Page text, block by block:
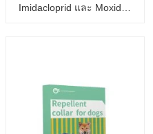
Moxidectin Drops Imidacloprid และ Moxidectin Drops สำหรับสุนัขเป็นยาที่ช่วยถ่ายพยาธิสุนัข เพียงหยดที่หลังคอเพื่อฆ่าปรสิตเข้าและออกจากร่างกาย ซึ่งปลอดภัยกว่า และไม่ระคายเคืองกระเพาะอาหารหรืออาเจียน มันคือสุนัขหยอดพยาธิ พยาธิหนอนหัวใจหยอดหมัดและเห็บ ของเหลวสุนัขสำหรับ เวิร์ม ข้อควรระวัง: (1)…